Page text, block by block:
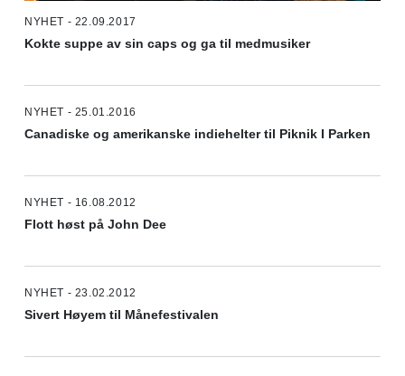
NYHET - 22.09.2017
Kokte suppe av sin caps og ga til medmusiker
NYHET - 25.01.2016
Canadiske og amerikanske indiehelter til Piknik I Parken
NYHET - 16.08.2012
Flott høst på John Dee
NYHET - 23.02.2012
Sivert Høyem til Månefestivalen